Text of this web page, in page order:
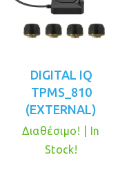
DIGITAL IQ
TPMS_810
(EXTERNAL)
Διαθέσιμο! | In
Stock!